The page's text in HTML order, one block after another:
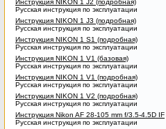
Инструкция NIKON 1 J2 (подробная)
Русская инструкция по эксплуатации
Инструкция NIKON 1 J3 (подробная)
Русская инструкция по эксплуатации
Инструкция NIKON 1 S1 (подробная)
Русская инструкция по эксплуатации
Инструкция NIKON 1 V1 (базовая)
Русская инструкция по эксплуатации
Инструкция NIKON 1 V1 (подробная)
Русская инструкция по эксплуатации
Инструкция NIKON 1 V2 (подробная)
Русская инструкция по эксплуатации
Инструкция Nikon AF 28-105 mm f/3.5-4.5D IF
Русская инструкция по эксплуатации